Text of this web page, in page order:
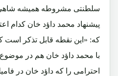
سلطنتی مشروطه همیشه شاهی
پیشنهاد محمد داؤد خان کدام
که: «این نقطه قابل تذکر است
با محمد داؤد خان هم در
احترامی را که داؤد خان در